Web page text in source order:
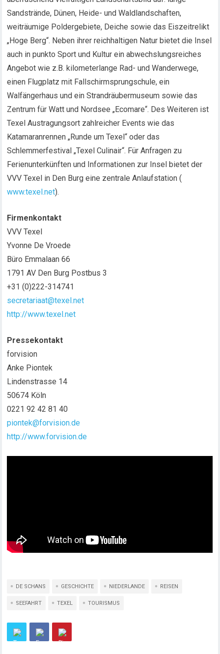
Sandstrände, Dünen, Heide- und Waldlandschaften,
weiträumige Poldergebiete, Deiche sowie das Eiszeitrelikt
„Hoge Berg“. Neben ihrer reichhaltigen Natur bietet die Insel
auch in punkto Sport und Kultur ein abwechslungsreiches
Angebot wie z.B. kilometerlange Rad- und Wanderwege,
einen Flugplatz mit Fallschirmsprungschule, ein
Walfängerhaus und ein Strandräubermuseum sowie das
Zentrum für Watt und Nordsee „Ecomare“. Des Weiteren ist
Texel Austragungsort zahlreicher Events wie das
Katamaranrennen „Runde um Texel“ oder das
Schlemmerfestival „Texel Culinair“. Für Anfragen zu
Ferienunterkünften und Informationen zur Insel bietet der
VVV Texel in Den Burg eine zentrale Anlaufstation (
www.texel.net).
Firmenkontakt
VVV Texel
Yvonne De Vroede
Büro Emmalaan 66
1791 AV Den Burg Postbus 3
+31 (0)222-314741
secretariaat@texel.net
http://www.texel.net
Pressekontakt
forvision
Anke Piontek
Lindenstrasse 14
50674 Köln
0221 92 42 81 40
piontek@forvision.de
http://www.forvision.de
DE SCHANS GESCHICHTE NIEDERLANDE REISEN
SEEFAHRT TEXEL TOURISMUS